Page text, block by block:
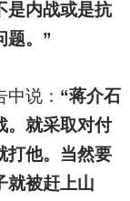
是内战或是抗
题。”
说： “蒋介石
。就采取对付
打他。当然要
就被赶上山